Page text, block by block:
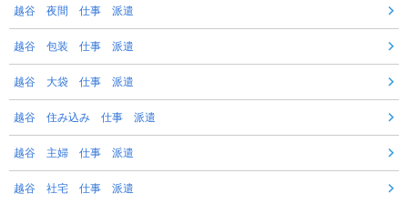
越谷 夜間 仕事 派遣
越谷 包装 仕事 派遣
越谷 大袋 仕事 派遣
越谷 住み込み 仕事 派遣
越谷 主婦 仕事 派遣
越谷 社宅 仕事 派遣